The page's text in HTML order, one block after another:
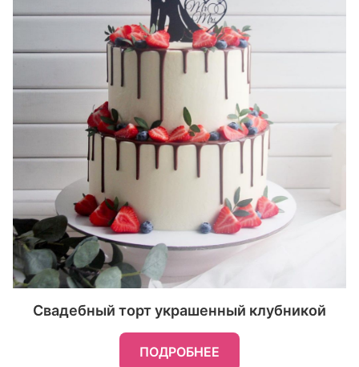
Свадебный торт украшенный клубникой
ПОДРОБНЕЕ